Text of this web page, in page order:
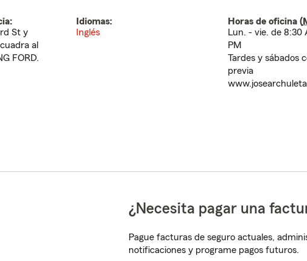
St y
al
FORD.
Idiomas:
Inglés
Horas de oficina (
Lun. - vie. de 8:30
PM
Tardes y sábados
previa
¿Necesita pagar una
Pague facturas de seguro actuales,
notificaciones y programe pagos futuros.